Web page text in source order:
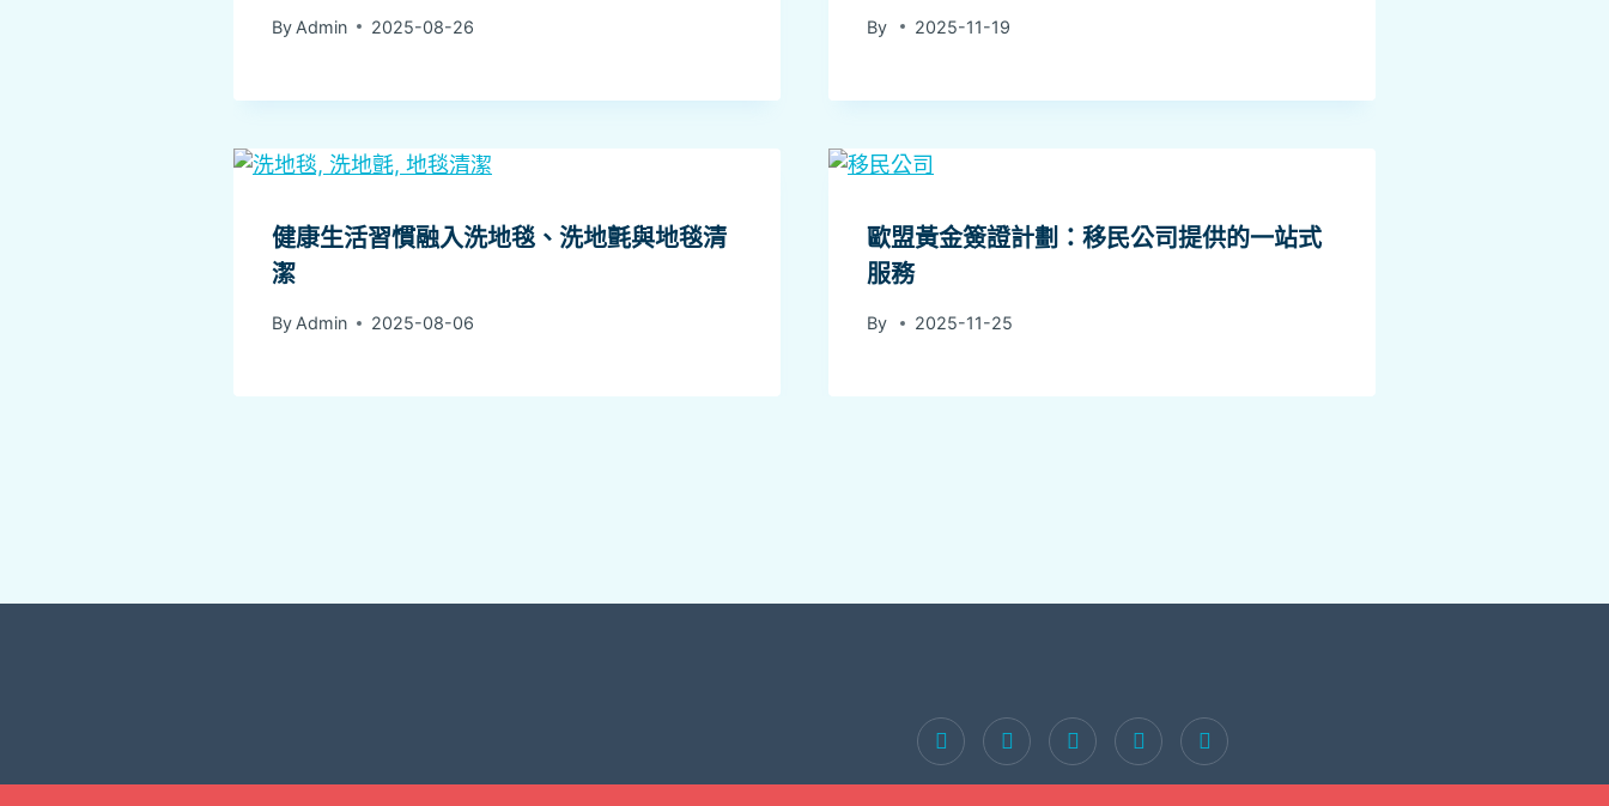
By Admin 2025-08-26 By 2025-11-19
健康生活習慣融入洗地毯、洗地氈與地毯清
潔
By Admin 2025-08-06
歐盟黃金簽證計劃：移民公司提供的一站式
服務
By 2025-11-25